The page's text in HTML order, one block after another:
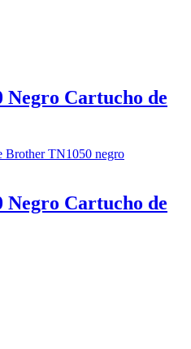
Cartucho de
Cartucho de